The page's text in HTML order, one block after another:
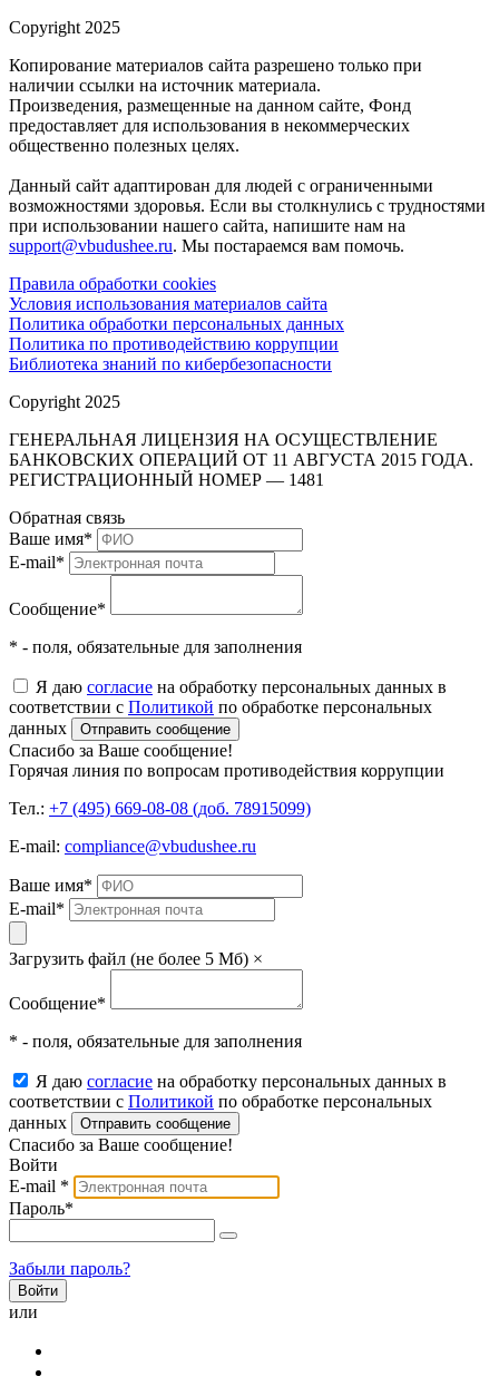
Copyright 2025
Копирование материалов сайта разрешено только при
наличии ссылки на источник материала.
Произведения, размещенные на данном сайте, Фонд
предоставляет для использования в некоммерческих
общественно полезных целях.
Данный сайт адаптирован для людей с ограниченными
возможностями здоровья. Если вы столкнулись с трудностями
при использовании нашего сайта, напишите нам на
support@vbudushee.ru. Мы постараемся вам помочь.
Правила обработки cookies
Условия использования материалов сайта
Политика обработки персональных данных
Политика по противодействию коррупции
Библиотека знаний по кибербезопасности
Copyright 2025
ГЕНЕРАЛЬНАЯ ЛИЦЕНЗИЯ НА ОСУЩЕСТВЛЕНИЕ
БАНКОВСКИХ ОПЕРАЦИЙ ОТ 11 АВГУСТА 2015 ГОДА.
РЕГИСТРАЦИОННЫЙ НОМЕР — 1481
Обратная связь
Ваше имя*
E-mail*
Сообщение*
* - поля, обязательные для заполнения
Я даю согласие на обработку персональных данных в
соответствии с Политикой по обработке персональных
данных
Отправить сообщение
Спасибо за Ваше сообщение!
Горячая линия по вопросам противодействия коррупции
Тел.: +7 (495) 669-08-08 (доб. 78915099)
E-mail: compliance@vbudushee.ru
Ваше имя*
E-mail*
Загрузить файл (не более 5 Мб) ×
Сообщение*
* - поля, обязательные для заполнения
Я даю согласие на обработку персональных данных в
соответствии с Политикой по обработке персональных
данных
Отправить сообщение
Спасибо за Ваше сообщение!
Войти
E-mail *
Пароль*
Забыли пароль?
или